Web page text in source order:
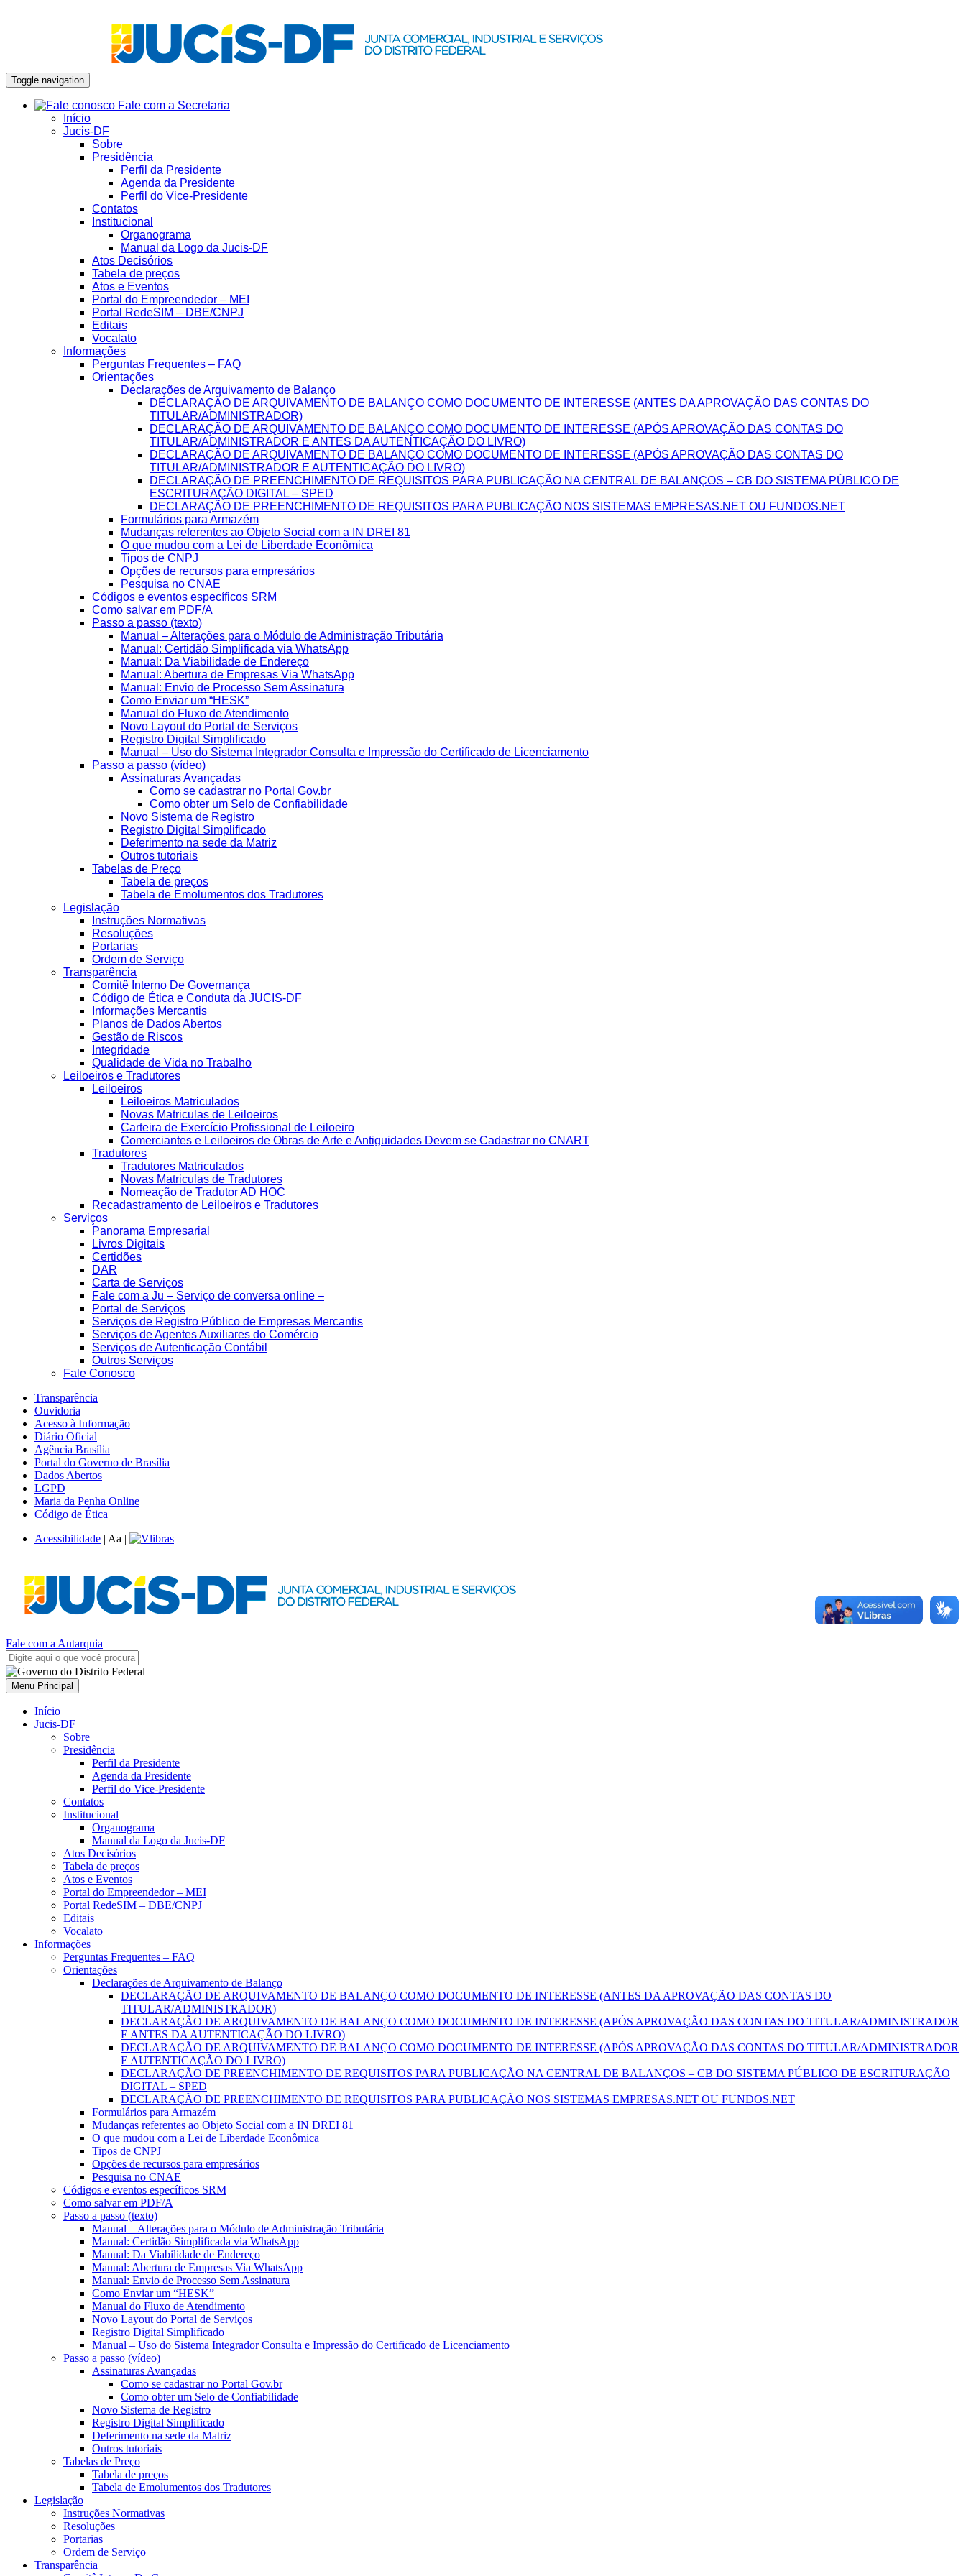
Toggle navigation
Fale com a Secretaria
Início
Jucis-DF
Sobre
Presidência
Perfil da Presidente
Agenda da Presidente
Perfil do Vice-Presidente
Contatos
Institucional
Organograma
Manual da Logo da Jucis-DF
Atos Decisórios
Tabela de preços
Atos e Eventos
Portal do Empreendedor – MEI
Portal RedeSIM – DBE/CNPJ
Editais
Vocalato
Informações
Perguntas Frequentes – FAQ
Orientações
Declarações de Arquivamento de Balanço
DECLARAÇÃO DE ARQUIVAMENTO DE BALANÇO COMO DOCUMENTO DE INTERESSE (ANTES DA APROVAÇÃO DAS CONTAS DO
TITULAR/ADMINISTRADOR)
DECLARAÇÃO DE ARQUIVAMENTO DE BALANÇO COMO DOCUMENTO DE INTERESSE (APÓS APROVAÇÃO DAS CONTAS DO
TITULAR/ADMINISTRADOR E ANTES DA AUTENTICAÇÃO DO LIVRO)
DECLARAÇÃO DE ARQUIVAMENTO DE BALANÇO COMO DOCUMENTO DE INTERESSE (APÓS APROVAÇÃO DAS CONTAS DO
TITULAR/ADMINISTRADOR E AUTENTICAÇÃO DO LIVRO)
DECLARAÇÃO DE PREENCHIMENTO DE REQUISITOS PARA PUBLICAÇÃO NA CENTRAL DE BALANÇOS – CB DO SISTEMA PÚBLICO DE
ESCRITURAÇÃO DIGITAL – SPED
DECLARAÇÃO DE PREENCHIMENTO DE REQUISITOS PARA PUBLICAÇÃO NOS SISTEMAS EMPRESAS.NET OU FUNDOS.NET
Formulários para Armazém
Mudanças referentes ao Objeto Social com a IN DREI 81
O que mudou com a Lei de Liberdade Econômica
Tipos de CNPJ
Opções de recursos para empresários
Pesquisa no CNAE
Códigos e eventos específicos SRM
Como salvar em PDF/A
Passo a passo (texto)
Manual – Alterações para o Módulo de Administração Tributária
Manual: Certidão Simplificada via WhatsApp
Manual: Da Viabilidade de Endereço
Manual: Abertura de Empresas Via WhatsApp
Manual: Envio de Processo Sem Assinatura
Como Enviar um “HESK”
Manual do Fluxo de Atendimento
Novo Layout do Portal de Serviços
Registro Digital Simplificado
Manual – Uso do Sistema Integrador Consulta e Impressão do Certificado de Licenciamento
Passo a passo (vídeo)
Assinaturas Avançadas
Como se cadastrar no Portal Gov.br
Como obter um Selo de Confiabilidade
Novo Sistema de Registro
Registro Digital Simplificado
Deferimento na sede da Matriz
Outros tutoriais
Tabelas de Preço
Tabela de preços
Tabela de Emolumentos dos Tradutores
Legislação
Instruções Normativas
Resoluções
Portarias
Ordem de Serviço
Transparência
Comitê Interno De Governança
Código de Ética e Conduta da JUCIS-DF
Informações Mercantis
Planos de Dados Abertos
Gestão de Riscos
Integridade
Qualidade de Vida no Trabalho
Leiloeiros e Tradutores
Leiloeiros
Leiloeiros Matriculados
Novas Matriculas de Leiloeiros
Carteira de Exercício Profissional de Leiloeiro
Comerciantes e Leiloeiros de Obras de Arte e Antiguidades Devem se Cadastrar no CNART
Tradutores
Tradutores Matriculados
Novas Matriculas de Tradutores
Nomeação de Tradutor AD HOC
Recadastramento de Leiloeiros e Tradutores
Serviços
Panorama Empresarial
Livros Digitais
Certidões
DAR
Carta de Serviços
Fale com a Ju – Serviço de conversa online –
Portal de Serviços
Serviços de Registro Público de Empresas Mercantis
Serviços de Agentes Auxiliares do Comércio
Serviços de Autenticação Contábil
Outros Serviços
Fale Conosco
Transparência
Ouvidoria
Acesso à Informação
Diário Oficial
Agência Brasília
Portal do Governo de Brasília
Dados Abertos
LGPD
Maria da Penha Online
Código de Ética
Acessibilidade | Aa |
Fale com a Autarquia
Menu Principal
Início
Jucis-DF
Sobre
Presidência
Perfil da Presidente
Agenda da Presidente
Perfil do Vice-Presidente
Contatos
Institucional
Organograma
Manual da Logo da Jucis-DF
Atos Decisórios
Tabela de preços
Atos e Eventos
Portal do Empreendedor – MEI
Portal RedeSIM – DBE/CNPJ
Editais
Vocalato
Informações
Perguntas Frequentes – FAQ
Orientações
Declarações de Arquivamento de Balanço
DECLARAÇÃO DE ARQUIVAMENTO DE BALANÇO COMO DOCUMENTO DE INTERESSE (ANTES DA APROVAÇÃO DAS CONTAS DO
TITULAR/ADMINISTRADOR)
DECLARAÇÃO DE ARQUIVAMENTO DE BALANÇO COMO DOCUMENTO DE INTERESSE (APÓS APROVAÇÃO DAS CONTAS DO TITULAR/ADMINISTRADOR
E ANTES DA AUTENTICAÇÃO DO LIVRO)
DECLARAÇÃO DE ARQUIVAMENTO DE BALANÇO COMO DOCUMENTO DE INTERESSE (APÓS APROVAÇÃO DAS CONTAS DO TITULAR/ADMINISTRADOR
E AUTENTICAÇÃO DO LIVRO)
DECLARAÇÃO DE PREENCHIMENTO DE REQUISITOS PARA PUBLICAÇÃO NA CENTRAL DE BALANÇOS – CB DO SISTEMA PÚBLICO DE ESCRITURAÇÃO
DIGITAL – SPED
DECLARAÇÃO DE PREENCHIMENTO DE REQUISITOS PARA PUBLICAÇÃO NOS SISTEMAS EMPRESAS.NET OU FUNDOS.NET
Formulários para Armazém
Mudanças referentes ao Objeto Social com a IN DREI 81
O que mudou com a Lei de Liberdade Econômica
Tipos de CNPJ
Opções de recursos para empresários
Pesquisa no CNAE
Códigos e eventos específicos SRM
Como salvar em PDF/A
Passo a passo (texto)
Manual – Alterações para o Módulo de Administração Tributária
Manual: Certidão Simplificada via WhatsApp
Manual: Da Viabilidade de Endereço
Manual: Abertura de Empresas Via WhatsApp
Manual: Envio de Processo Sem Assinatura
Como Enviar um “HESK”
Manual do Fluxo de Atendimento
Novo Layout do Portal de Serviços
Registro Digital Simplificado
Manual – Uso do Sistema Integrador Consulta e Impressão do Certificado de Licenciamento
Passo a passo (vídeo)
Assinaturas Avançadas
Como se cadastrar no Portal Gov.br
Como obter um Selo de Confiabilidade
Novo Sistema de Registro
Registro Digital Simplificado
Deferimento na sede da Matriz
Outros tutoriais
Tabelas de Preço
Tabela de preços
Tabela de Emolumentos dos Tradutores
Legislação
Instruções Normativas
Resoluções
Portarias
Ordem de Serviço
Transparência